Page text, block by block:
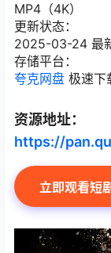
MP4（4K）
更新状态：
2025-03-24 最
存储平台：
夸克网盘 极速下
资源地址：
https://
立即观看短